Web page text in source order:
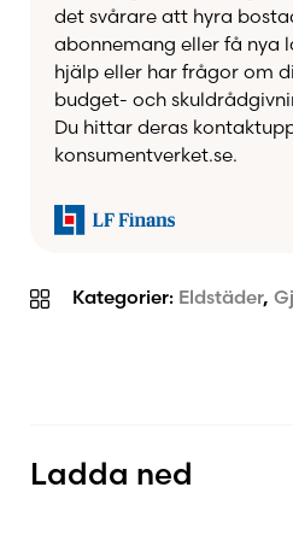
Precis som övriga
No.02 utrustad med en
ovansidan. Den gör det
eller laga enklare måltider
en uppskattad detalj som
som söker mer än bara
Kategorier: Eldstäder,
det svårare att hyra
abonnemang eller få nya
hjälp eller har frågor om
budget- och
Du hittar deras
konsumentverket.se.
Ladda ned